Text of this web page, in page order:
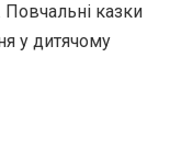
Повчальні казки
у дитячому